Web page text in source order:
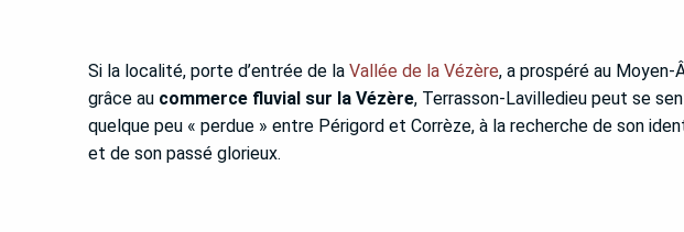
Si la localité, porte d’entrée de la Vallée de la Vézère, a prospéré au Moyen-
grâce au commerce fluvial sur la Vézère, Terrasson-Lavilledieu peut se
quelque peu « perdue » entre Périgord et Corrèze, à la recherche de son
et de son passé glorieux.